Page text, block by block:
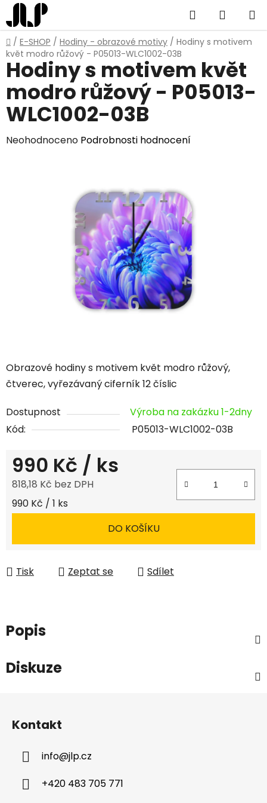
Přejít
na
obsah
Hledat
KOŠÍK
Domů
/ E-SHOP / Hodiny - obrazové motivy / Hodiny s motivem
květ modro růžový - P05013-WLC1002-03B
Obrazové hodiny s motivem květ modro růžový,
čtverec, vyřezávaný ciferník 12 číslic
Dostupnost
Výroba na zakázku 1-2dny
Kód:
P05013-WLC1002-03B
990 Kč / ks
818,18 Kč bez DPH
Měrná cena:
990 Kč / 1 ks
DO KOŠÍKU
Tisk Zeptat se Sdílet
Hodiny s motivem květ
modro růžový - P05013-
WLC1002-03B
Průměrné
Neohodnoceno Podrobnosti hodnocení
Popis
Diskuze
Kontakt
info@jlp.cz
+420 483 705 771